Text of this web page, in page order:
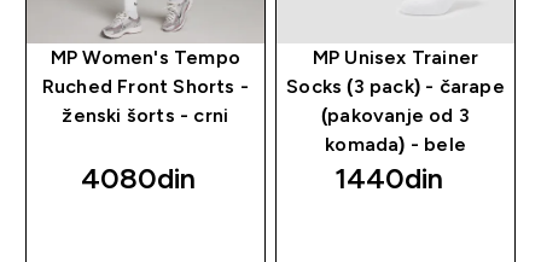
MP Women's Tempo
Ruched Front Shorts -
ženski šorts - crni
4080din‎
MP Unisex Trainer
Socks (3 pack) - čarape
(pakovanje od 3
komada) - bele
1440din‎